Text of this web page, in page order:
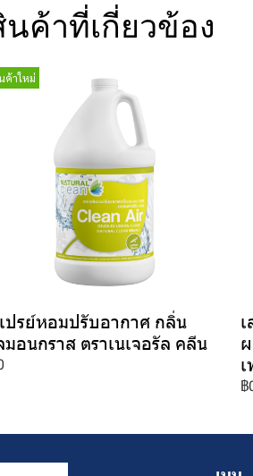
นค้าที่เกี่ยวข้อง
ค้าใหม่
ปรย์หอมปรับอากาศ กลิ่น
มอนกราส ตราเนเจอรัล คลีน
฿